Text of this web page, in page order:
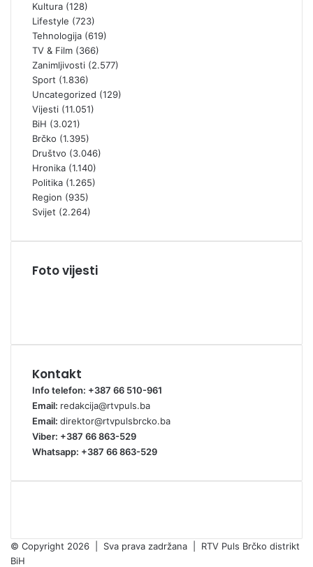
Kultura (128)
Lifestyle (723)
Tehnologija (619)
TV & Film (366)
Zanimljivosti (2.577)
Sport (1.836)
Uncategorized (129)
Vijesti (11.051)
BiH (3.021)
Brčko (1.395)
Društvo (3.046)
Hronika (1.140)
Politika (1.265)
Region (935)
Svijet (2.264)
Foto vijesti
Kontakt
Info telefon: +387 66 510-961
Email: redakcija@rtvpuls.ba
Email: direktor@rtvpulsbrcko.ba
Viber: +387 66 863-529
Whatsapp: +387 66 863-529
© Copyright 2026 | Sva prava zadržana | RTV Puls Brčko distrikt
BiH